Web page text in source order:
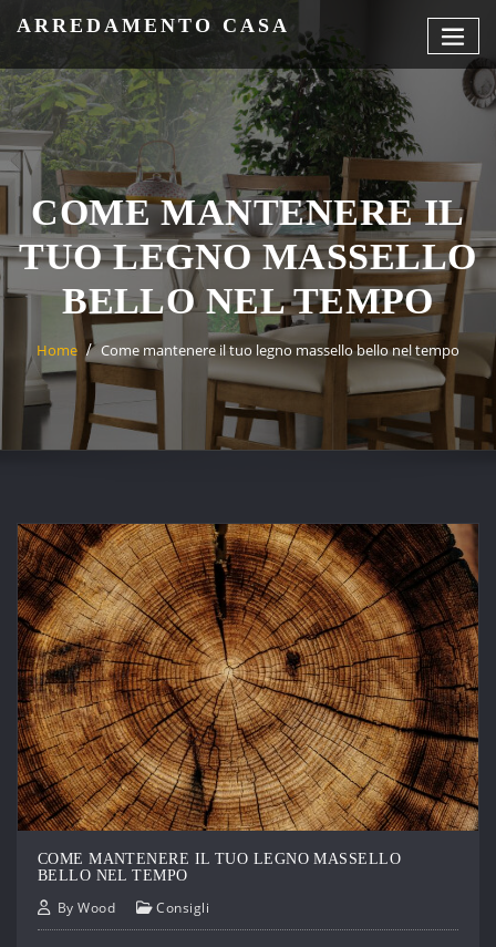
ARREDAMENTO CASA
COME MANTENERE IL
TUO LEGNO MASSELLO
BELLO NEL TEMPO
Home Come mantenere il tuo legno massello bello nel tempo
COME MANTENERE IL TUO LEGNO MASSELLO
BELLO NEL TEMPO
ByWood Consigli